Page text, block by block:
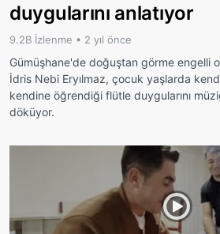
duygularını anlatıyor
9.2B İzlenme • 2 yıl önce
Gümüşhane'de doğuştan görme engelli
İdris Nebi Eryılmaz, çocuk yaşlarda
kendine öğrendiği flütle duygularını
döküyor.